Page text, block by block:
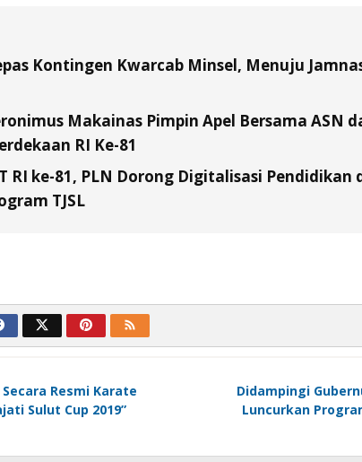
Kontingen Kwarcab Minsel, Menuju
Makainas Pimpin Apel Bersama ASN
RI Ke-81
RI ke-81, PLN Dorong Digitalisasi Pendidikan
TJSL
Resmi Karate
Sulut Cup 2019”
Didampingi
Luncurkan